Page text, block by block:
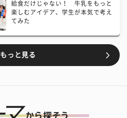
給食だけじゃない！ 牛乳をもっと
楽しむアイデア、学生が本気で考え
てみた
もっと見る